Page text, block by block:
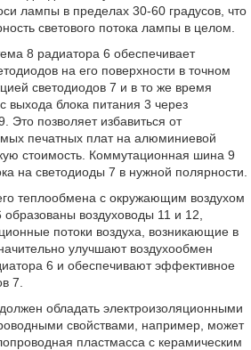
лампы в пределах 30-60 градусов, что
светового потока лампы в целом.
8 радиатора 6 обеспечивает
на его поверхности в точном
светодиодов 7 и в то же время
выхода блока питания 3 через
Это позволяет избавиться от
печатных плат на алюминиевой
стоимость. Коммутационная шина 9
на светодиоды 7 в нужной полярности.
теплообмена с окружающим воздухом
воздуховоды 11 и 12,
потоки воздуха, возникающие в
улучшают воздухообмен
6 и обеспечивают эффективное
7.
обладать электроизоляционными
свойствами, например, может
пластмасса с керамическим